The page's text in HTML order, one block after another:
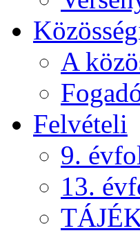
A
Felvételi
9.
13.